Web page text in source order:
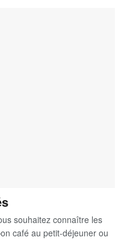
souhaitez connaître les
café au petit-déjeuner ou